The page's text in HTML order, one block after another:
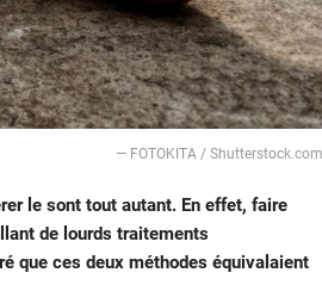
— FOTOKITA / Shutterstock.com
le sont tout autant. En effet, faire
de lourds traitements
que ces deux méthodes équivalaient